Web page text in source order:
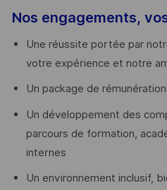
Nos engagements,
Une réussite portée par
votre expérience et notre
Un package de
Un développement des
parcours de formation,
internes
Un environnement inclusif,